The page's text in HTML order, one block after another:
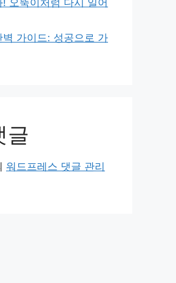
벽 가이드: 성공으로 가
글
워드프레스 댓글 관리